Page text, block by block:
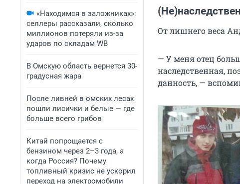
«Находимся в заложниках»:
селлеры рассказали, сколько
миллионов потеряли из-за
ударов по складам WB
В Омскую область вернется 30-
градусная жара
После ливней в омских лесах
пошли лисички и белые — где
больше всего грибов
Китай попрощается с
бензином через 2–3 года, а
когда Россия? Почему
топливный кризис не ускорил
переход на электромобили
От лишнего веса
— У меня отец
наследственная,
данность, —